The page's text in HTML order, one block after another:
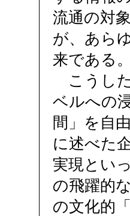
流通の対
が、あら
来である
こうし
ベルへの
間」を自
に述べた
実現とい
の飛躍的
の文化的